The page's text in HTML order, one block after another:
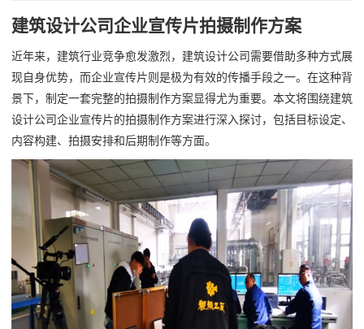
建筑设计公司企业宣传片拍摄制作方案
近年来，建筑行业竞争愈发激烈，建筑设计公司需要借助多种方式展
现自身优势，而企业宣传片则是极为有效的传播手段之一。在这种背
景下，制定一套完整的拍摄制作方案显得尤为重要。本文将围绕建筑
设计公司企业宣传片的拍摄制作方案进行深入探讨，包括目标设定、
内容构建、拍摄安排和后期制作等方面。